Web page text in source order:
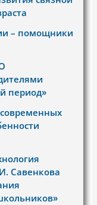
– помощники
период»
Савенкова